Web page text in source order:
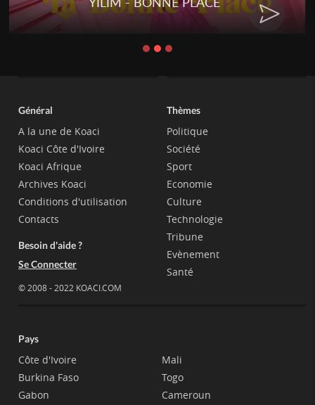
Général
A la une de Koaci
Koaci Côte d'Ivoire
Koaci Afrique
Archives Koaci
Conditions d'utilisation
Contacts
Besoin d'aide ?
Se Connecter
© 2008 - 2022 KOACI.COM
Thèmes
Politique
Société
Sport
Economie
Culture
Technologie
Tribune
Evènement
Santé
Pays
Côte d'Ivoire
Burkina Faso
Gabon
Mali
Togo
Cameroun